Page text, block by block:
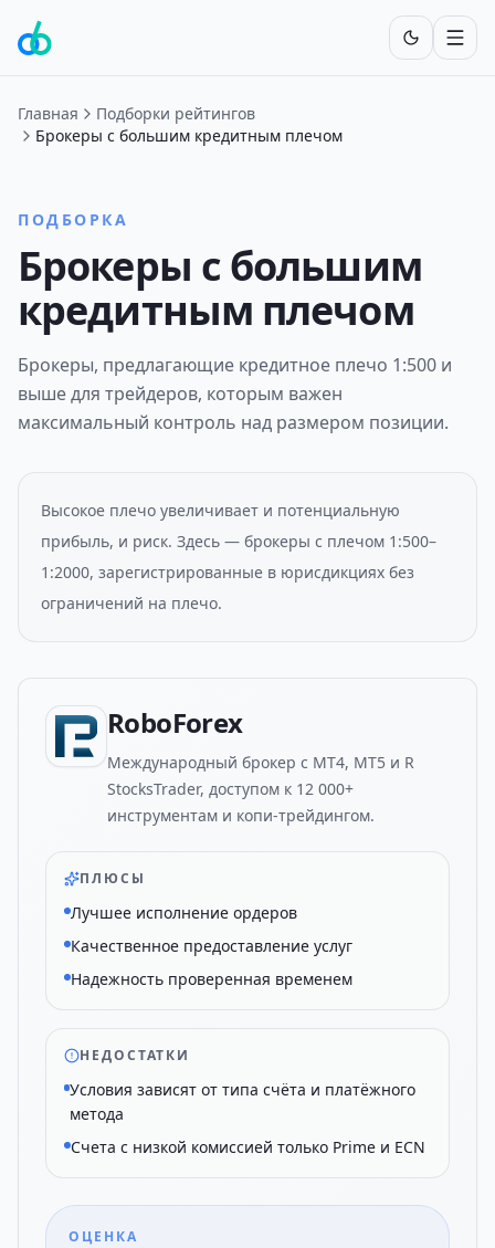
Главная
Подборки рейтингов
Брокеры с большим кредитным плечом
ПОДБОРКА
Брокеры с большим
кредитным плечом
Брокеры, предлагающие кредитное плечо 1:500 и
выше для трейдеров, которым важен
максимальный контроль над размером позиции.
Высокое плечо увеличивает и потенциальную
прибыль, и риск. Здесь — брокеры с плечом 1:500–
1:2000, зарегистрированные в юрисдикциях без
ограничений на плечо.
RoboForex
Международный брокер с MT4, MT5 и R
StocksTrader, доступом к 12 000+
инструментам и копи-трейдингом.
ПЛЮСЫ
Лучшее исполнение ордеров
Качественное предоставление услуг
Надежность проверенная временем
НЕДОСТАТКИ
Условия зависят от типа счёта и платёжного
метода
Счета с низкой комиссией только Prime и ECN
ОЦЕНКА